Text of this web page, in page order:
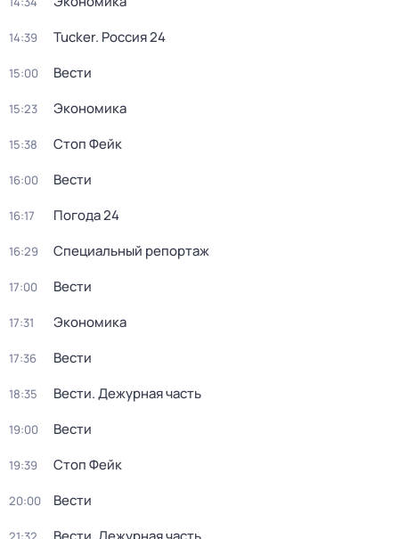
14:39 Tucker. Россия 24
15:00 Вести
15:23 Экономика
15:38 Стоп Фейк
16:00 Вести
16:17 Погода 24
16:29 Специальный репортаж
17:00 Вести
17:31 Экономика
17:36 Вести
18:35 Вести. Дежурная часть
19:00 Вести
19:39 Стоп Фейк
20:00 Вести